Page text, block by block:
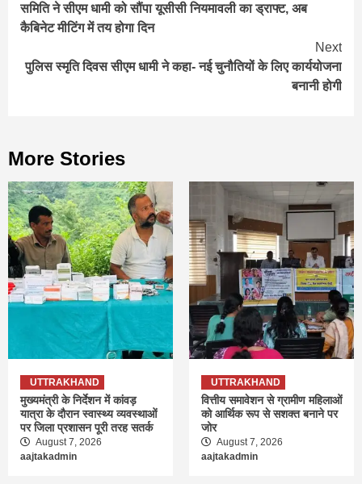
Reading
समिति ने सीएम धामी को सौंपा यूसीसी नियमावली का ड्राफ्ट, अब
कैबिनेट मीटिंग में तय होगा दिन
Next
पुलिस स्मृति दिवस सीएम धामी ने कहा- नई चुनौतियों के लिए कार्ययोजना
बनानी होगी
More Stories
UTTRAKHAND
मुख्यमंत्री के निर्देशन में कांवड़
यात्रा के दौरान स्वास्थ्य व्यवस्थाओं
पर जिला प्रशासन पूरी तरह सतर्क
August 7, 2026
aajtakadmin
UTTRAKHAND
वित्तीय समावेशन से ग्रामीण महिलाओं
को आर्थिक रूप से सशक्त बनाने पर
जोर
August 7, 2026
aajtakadmin